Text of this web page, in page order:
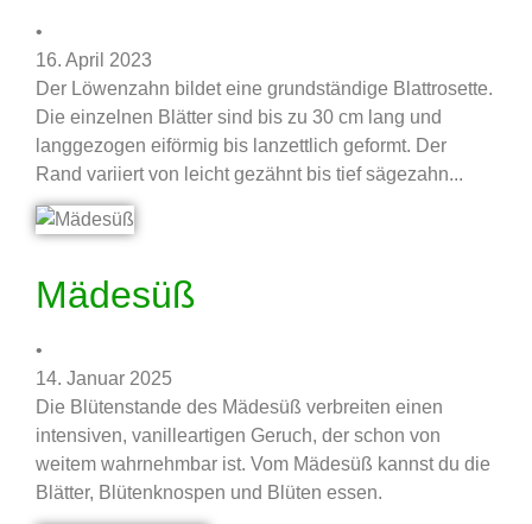
•
16. April 2023
Der Löwenzahn bildet eine grundständige Blattrosette.
Die einzelnen Blätter sind bis zu 30 cm lang und
langgezogen eiförmig bis lanzettlich geformt. Der
Rand variiert von leicht gezähnt bis tief sägezahn...
Mädesüß
•
14. Januar 2025
Die Blütenstande des Mädesüß verbreiten einen
intensiven, vanilleartigen Geruch, der schon von
weitem wahrnehmbar ist. Vom Mädesüß kannst du die
Blätter, Blütenknospen und Blüten essen.